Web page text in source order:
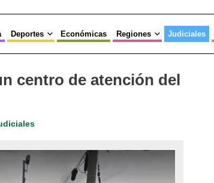
Deportes Económicas Regiones Judiciales
centro de atención del